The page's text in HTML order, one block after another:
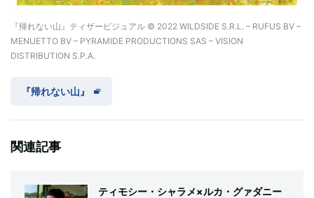
『帰れない山』ティザービジュアル © 2022 WILDSIDE S.R.L. – RUFUS BV –
MENUETTO BV – PYRAMIDE PRODUCTIONS SAS – VISION
DISTRIBUTION S.P.A.
『帰れない山』
関連記事
ティモシー・シャラメ×ルカ・グァダニー